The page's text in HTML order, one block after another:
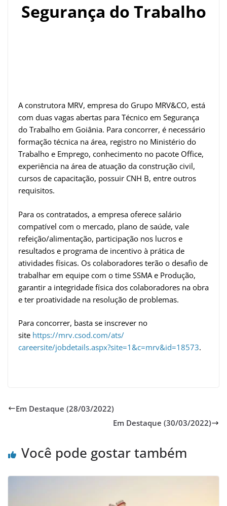
Segurança do Trabalho
A construtora MRV, empresa do Grupo MRV&CO, está
com duas vagas abertas para Técnico em Segurança
do Trabalho em Goiânia. Para concorrer, é necessário
formação técnica na área, registro no Ministério do
Trabalho e Emprego, conhecimento no pacote Office,
experiência na área de atuação da construção civil,
cursos de capacitação, possuir CNH B, entre outros
requisitos.
Para os contratados, a empresa oferece salário
compatível com o mercado, plano de saúde, vale
refeição/alimentação, participação nos lucros e
resultados e programa de incentivo à prática de
atividades físicas. Os colaboradores terão o desafio de
trabalhar em equipe com o time SSMA e Produção,
garantir a integridade física dos colaboradores na obra
e ter proatividade na resolução de problemas.
Para concorrer, basta se inscrever no
site https://mrv.csod.com/ats/
careersite/jobdetails.aspx?site=1&c=mrv&id=18573.
Em Destaque (28/03/2022)
Em Destaque (30/03/2022)
Você pode gostar também